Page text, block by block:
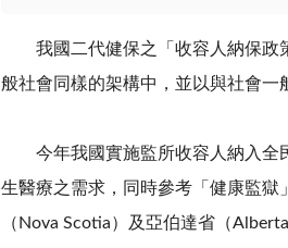
我國二代健保之「收容人納保政策
般社會同樣的架構中，並以與社會一
今年我國實施監所收容人納入全民
生醫療之需求，同時參考「健康監
（Nova Scotia）及亞伯達省（